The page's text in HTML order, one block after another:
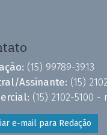
(15) 99789-3913
Assinante: (15)
(15) 2102-5100 -
e-mail para Redação